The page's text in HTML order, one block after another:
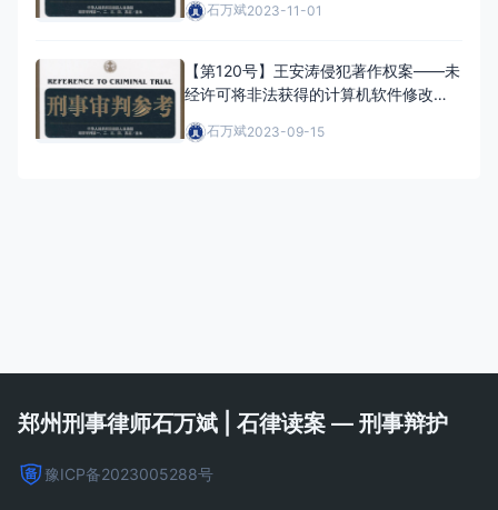
石万斌2023-11-01
【第120号】王安涛侵犯著作权案——未
经许可将非法获得的计算机软件修改后
石万斌2023-09-15
郑州刑事律师石万斌 | 石律读案 — 刑事辩护
豫ICP备2023005288号